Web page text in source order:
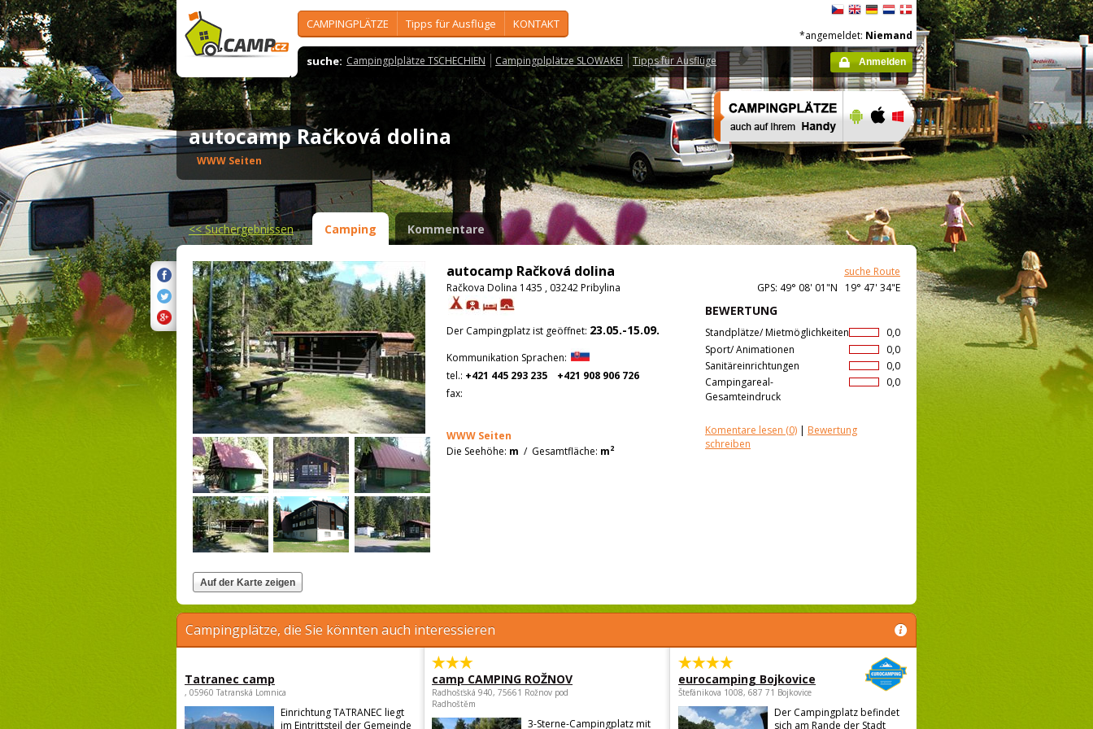
CAMPINGPLÄTZE Tipps für Ausflüge KONTAKT
suche: Campingplplätze TSCHECHIEN Campingplplätze SLOWAKEI Tipps für Ausflüge
*angemeldet: Niemand
Anmelden
autocamp Račková dolina
WWW Seiten
<<Suchergebnissen Camping Kommentare
autocamp Račková dolina
suche Route
Račkova Dolina 1435 , 03242 Pribylina
GPS: 49° 08' 01"N 19° 47' 34"E
BEWERTUNG
0,0
Standplätze/ Mietmöglichkeiten
0,0
Sport/ Animationen
0,0
Sanitäreinrichtungen
0,0
Campingareal-
Gesamteindruck
Komentare lesen (0) | Bewertung
schreiben
Der Campingplatz ist geöffnet: 23.05.-15.09.
Kommunikation Sprachen:
tel.: +421 445 293 235
+421 908 906 726
fax:
WWW Seiten
Die Seehöhe: m / Gesamtfläche: m2
Campingplätze, die Sie könnten auch interessieren
Tatranec camp
, 05960 Tatranská Lomnica
Einrichtung TATRANEC liegt
im Eintrittsteil der Gemeinde
camp CAMPING ROŽNOV
Radhošťská 940, 75661 Rožnov pod
Radhoštěm
3-Sterne-Campingplatz mit
eurocamping Bojkovice
Štefánikova 1008, 687 71 Bojkovice
Der Campingplatz befindet
sich am Rande der Stadt